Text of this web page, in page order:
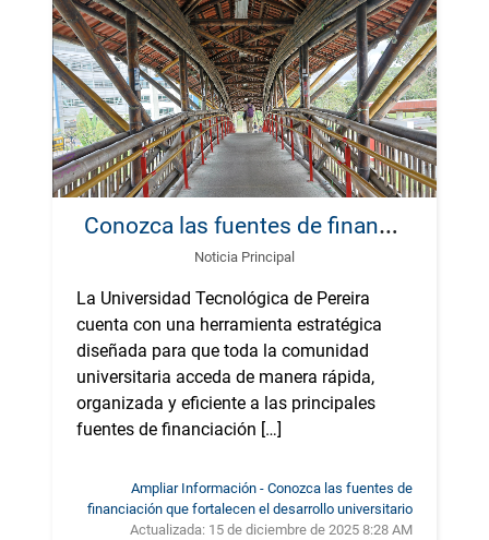
C
onozca las fuentes de financiación que fortalecen el desarrollo universitario
Noticia Principal
La Universidad Tecnológica de Pereira
cuenta con una herramienta estratégica
diseñada para que toda la comunidad
universitaria acceda de manera rápida,
organizada y eficiente a las principales
fuentes de financiación […]
Ampliar Información - Conozca las fuentes de
financiación que fortalecen el desarrollo universitario
Actualizada: 15 de diciembre de 2025 8:28 AM